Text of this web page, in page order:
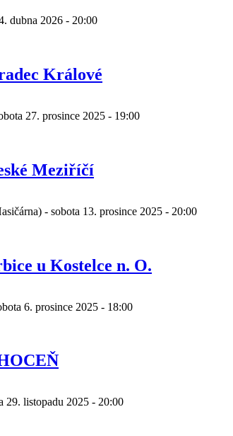
dubna 2026 - 20:00
Králové
27. prosince 2025 - 19:00
Meziříčí
- sobota 13. prosince 2025 - 20:00
u Kostelce n. O.
6. prosince 2025 - 18:00
listopadu 2025 - 20:00